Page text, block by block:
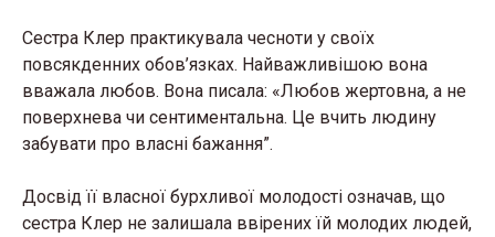
Сестра Клер практикувала чесноти у своїх
повсякденних обов’язках. Найважливішою вона
вважала любов. Вона писала: «Любов жертовна, а не
поверхнева чи сентиментальна. Це вчить людину
забувати про власні бажання”.
Досвід її власної бурхливої ​​молодості означав, що
сестра Клер не залишала ввірених їй молодих людей,